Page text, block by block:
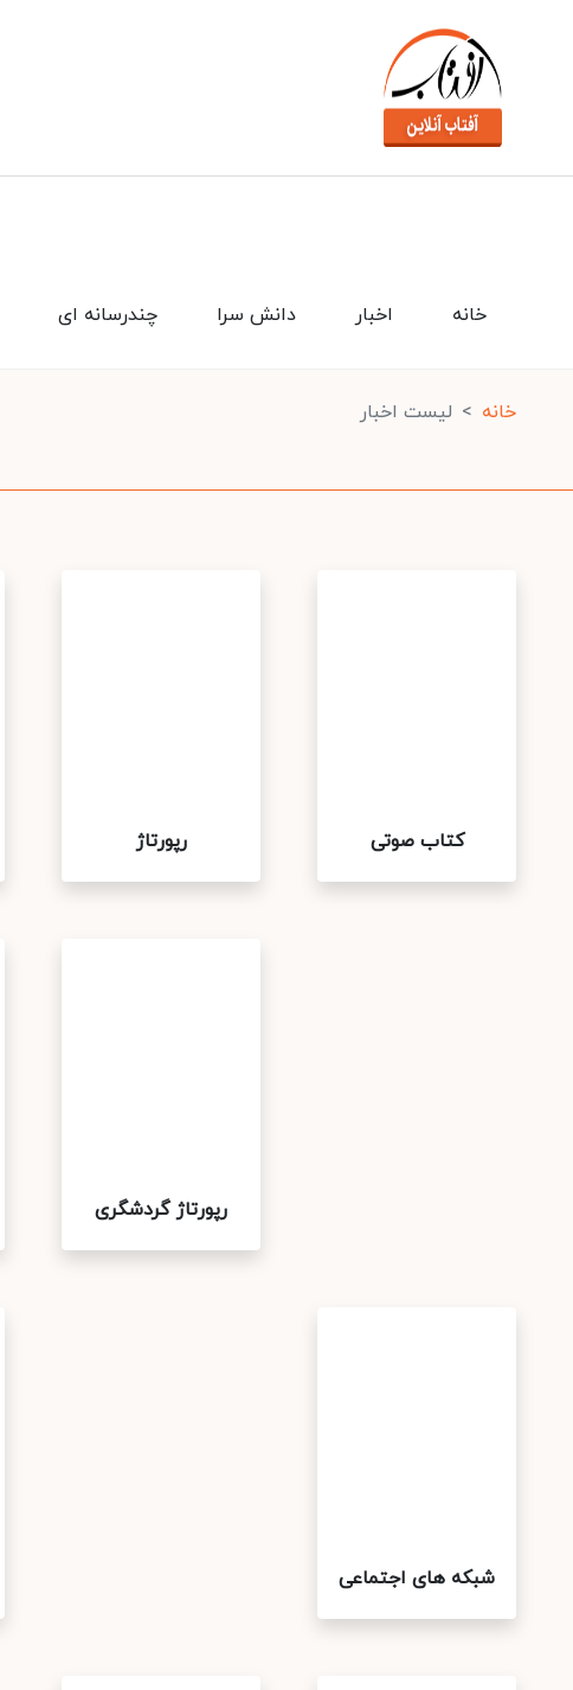
چندرسانه ای دانش سرا اخبار خانه
خانه لیست اخبار
کتاب صوتی رپورتاژ
رپورتاژ گردشگری
شبکه های اجتماعی